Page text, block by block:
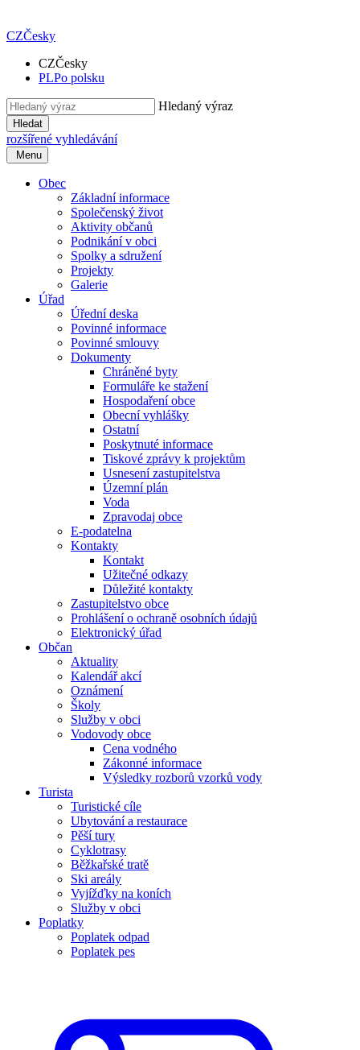
CZČesky
CZČesky
PLPo polsku
Hledaný výraz
Hledat
rozšířené vyhledávání
Menu
Obec
Základní informace
Společenský život
Aktivity občanů
Podnikání v obci
Spolky a sdružení
Projekty
Galerie
Úřad
Úřední deska
Povinné informace
Povinné smlouvy
Dokumenty
Chráněné byty
Formuláře ke stažení
Hospodaření obce
Obecní vyhlášky
Ostatní
Poskytnuté informace
Tiskové zprávy k projektům
Usnesení zastupitelstva
Územní plán
Voda
Zpravodaj obce
E-podatelna
Kontakty
Kontakt
Užitečné odkazy
Důležité kontakty
Zastupitelstvo obce
Prohlášení o ochraně osobních údajů
Elektronický úřad
Občan
Aktuality
Kalendář akcí
Oznámení
Školy
Služby v obci
Vodovody obce
Cena vodného
Zákonné informace
Výsledky rozborů vzorků vody
Turista
Turistické cíle
Ubytování a restaurace
Pěší tury
Cyklotrasy
Běžkařské tratě
Ski areály
Vyjížďky na koních
Služby v obci
Poplatky
Poplatek odpad
Poplatek pes